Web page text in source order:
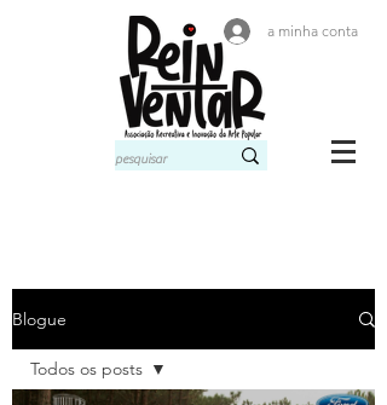
a minha conta
Blogue
Todos os posts